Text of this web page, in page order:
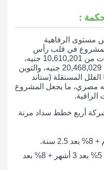
:
مستوى الرفاهية
في قلب رأس
الحكمة، حيث تبدأ أسعار الشاليهات من 10,610,201 جنيه،
بينما تبدأ أسعار التاون هاوس من 20,468,029 جنيه، والتوين
جنيه. أما الفلل المستقلة (ستاند
فتبدأ من 29,310,149 جنيه مصري، ما يجعل المشروع
الراقية.
أربع خطط سداد مرنة
خطة 9 سنوات: 5% مقدم + 5% بعد 3 أشهر + 8% بعد